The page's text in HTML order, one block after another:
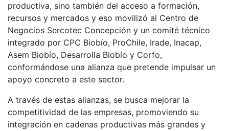
productiva, sino también del acceso a formación,
recursos y mercados y eso movilizó al Centro de
Negocios Sercotec Concepción y un comité técnico
integrado por CPC Biobío, ProChile, Irade, Inacap,
Asem Biobío, Desarrolla Biobío y Corfo,
conformándose una alianza que pretende impulsar un
apoyo concreto a este sector.
A través de estas alianzas, se busca mejorar la
competitividad de las empresas, promoviendo su
integración en cadenas productivas más grandes y